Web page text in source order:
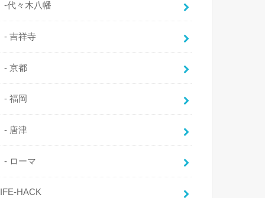
々木八幡
吉祥寺
京都
福岡
唐津
ローマ
HACK